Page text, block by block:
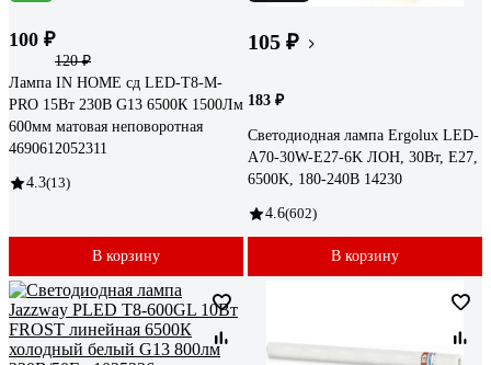
100 ₽
120 ₽
Лампа IN HOME сд LED-T8-М-
PRO 15Вт 230В G13 6500К 1500Лм
600мм матовая неповоротная
4690612052311
4.3(13)
В корзину
105 ₽
183 ₽
Светодиодная лампа Ergolux LED-
A70-30W-E27-6K ЛОН, 30Вт, E27,
6500K, 180-240В 14230
4.6(602)
В корзину